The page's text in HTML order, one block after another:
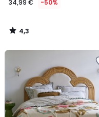
34,99 € -50%
4,3
/